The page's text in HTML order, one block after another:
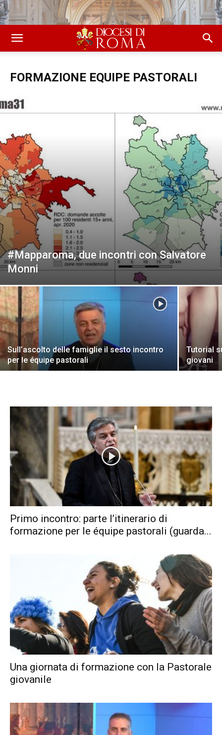
FORMAZIONE EQUIPE PASTORALI
#Mapparoma, due incontri con Salvatore
Monni
Sull’ascolto delle famiglie il sesto incontro
per le équipe pastorali
Tutorial
giovani
Primo incontro: parte l’itinerario di
formazione per le équipe pastorali (guarda...
Una giornata di formazione con la Pastorale
giovanile